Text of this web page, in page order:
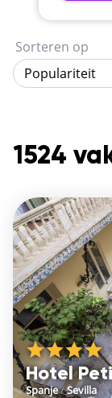
1524
Hotel
Spanje/Sevilla
Sorteren op
Populariteit